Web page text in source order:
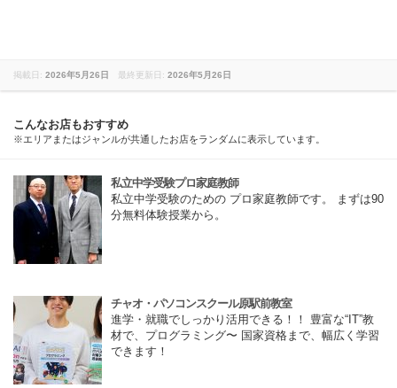
掲載日: 2026年5月26日 最終更新日: 2026年5月26日
こんなお店もおすすめ
※エリアまたはジャンルが共通したお店をランダムに表示しています。
私立中学受験プロ家庭教師
私立中学受験のための プロ家庭教師です。 まずは90
分無料体験授業から。
チャオ・パソコンスクール原駅前教室
進学・就職でしっかり活用できる！！ 豊富な“IT”教
材で、プログラミング〜 国家資格まで、幅広く学習
できます！